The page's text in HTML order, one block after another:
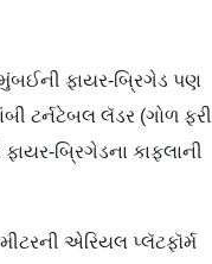
ફાયર-બ્રિગેડ પણ
ટર્નટેબલ લૅડર (ગોળ ફરી
બ્રિગેડના કાફલાની
એરિયલ પ્લૅટફૉર્મ